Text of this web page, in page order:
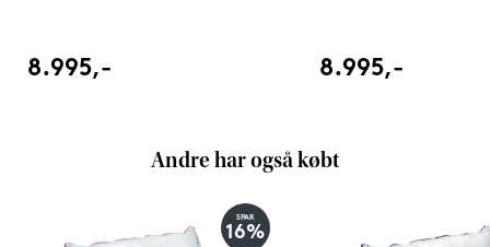
8.995,- 8.995,-
Andre har også købt
SPAR
16%